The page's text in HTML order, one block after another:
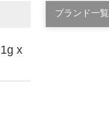
x
ブランド一覧